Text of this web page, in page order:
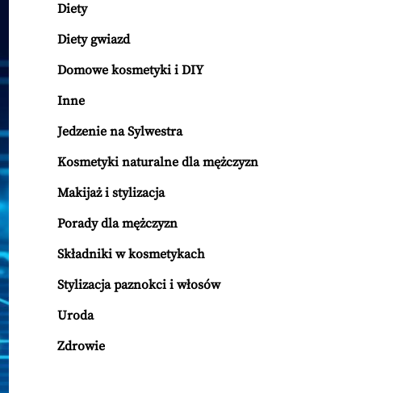
Diety
Diety gwiazd
Domowe kosmetyki i DIY
Inne
Jedzenie na Sylwestra
Kosmetyki naturalne dla mężczyzn
Makijaż i stylizacja
Porady dla mężczyzn
Składniki w kosmetykach
Stylizacja paznokci i włosów
Uroda
Zdrowie